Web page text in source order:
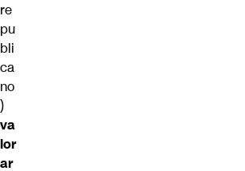
re
pu
bli
ca
no
)
va
lor
ar